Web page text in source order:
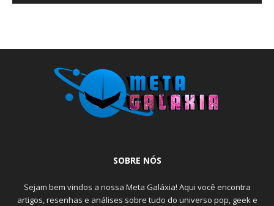
SOBRE NÓS
Sejam bem vindos a nossa Meta Galáxia! Aqui você encontra
artigos, resenhas e análises sobre tudo do universo pop, geek e